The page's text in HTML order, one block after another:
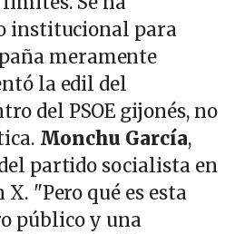
institucional para
meramente
la edil del
del PSOE gijonés, no
Monchu García,
partido socialista en
X. "Pero qué es esta
público y una